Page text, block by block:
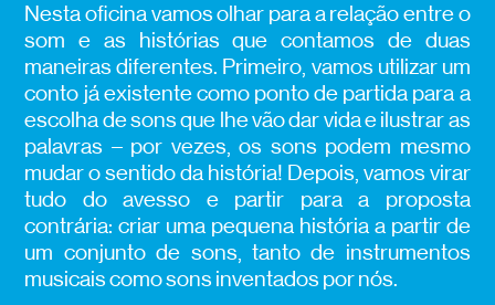
Nesta oficina vamos olhar para a relação entre o
som e as histórias que contamos de duas
maneiras diferentes. Primeiro, vamos utilizar um
conto já existente como ponto de partida para a
escolha de sons que lhe vão dar vida e ilustrar as
palavras – por vezes, os sons podem mesmo
mudar o sentido da história! Depois, vamos virar
tudo do avesso e partir para a proposta
contrária: criar uma pequena história a partir de
um conjunto de sons, tanto de instrumentos
musicais como sons inventados por nós.